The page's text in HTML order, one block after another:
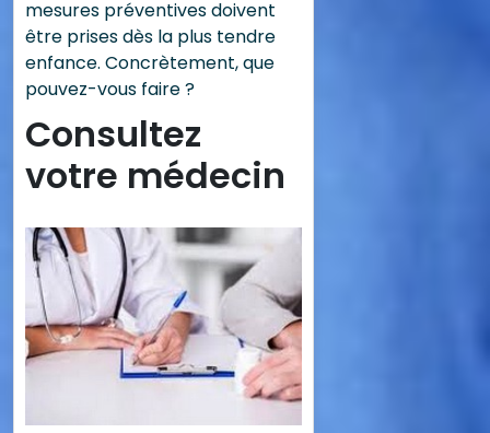
mesures préventives doivent
être prises dès la plus tendre
enfance. Concrètement, que
pouvez-vous faire ?
Consultez
votre médecin